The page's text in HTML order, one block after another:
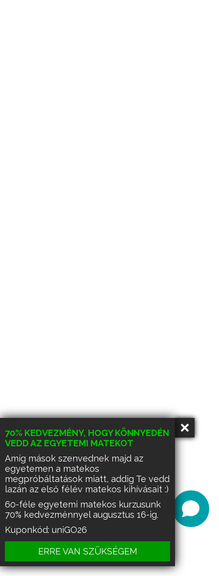
70% KEDVEZMÉNY, HOGY KÖNNYEDÉN
VEDD AZ EGYETEMI MATEKOT
Amíg mások szenvednek majd az
egyetemen a matekos
megpróbáltatások miatt, addig Te vedd
lazán az első félév matekos kihívásait :)
60-féle egyetemi matekos kurzusunk
70% kedvezménnyel augusztus 16-ig.
Kuponkód: uniGO26
ERRE VAN SZÜKSÉGEM